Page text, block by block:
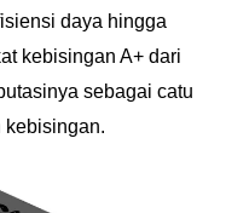
daya hingga
kebisingan A+ dari
sebagai catu
kebisingan.